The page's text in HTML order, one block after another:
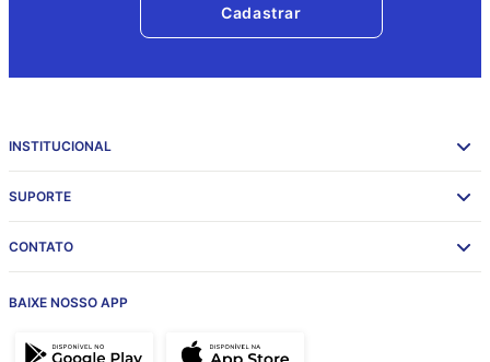
Cadastrar
INSTITUCIONAL
SUPORTE
CONTATO
BAIXE NOSSO APP